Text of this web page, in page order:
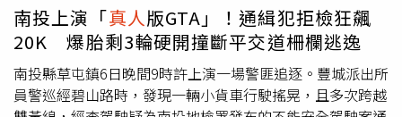
日常生活明顯受到影響。出現自傷、自殺或傷害他人的想
法。發現自己逐漸只願意與AI互動，刻意避免與真人接觸。
設定AI陪伴角色 保護個人隱私數位互動過程中也應重視個
人資料保護。臺北市政府衛生局呼籲，部分平台可能將對話
內容作為模型訓練資料，應避免輸入身分證字號、住址、電
南投上演「真人版GTA」！通緝犯拒檢狂飆
20K 爆胎剩3輪硬開撞斷平交道柵欄逃逸
南投縣草屯鎮6日晚間9時許上演一場警匪追逐。豐城派出所
員警巡經碧山路時，發現一輛小貨車行駛搖晃，且多次跨越